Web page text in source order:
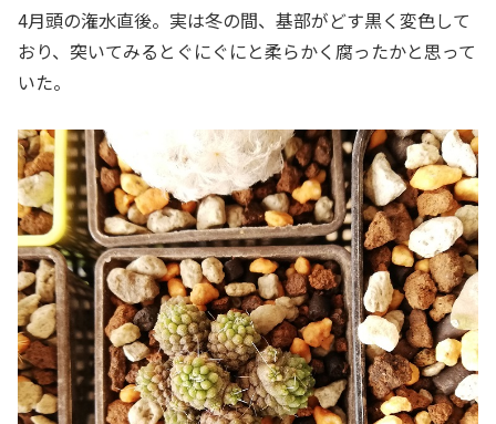
4月頭の潅水直後。実は冬の間、基部がどす黒く変色して
おり、突いてみるとぐにぐにと柔らかく腐ったかと思って
いた。